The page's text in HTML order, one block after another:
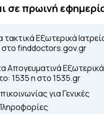
σε πρωινή
τακτικά Εξωτερικά
στο finddoctors.gov.gr
Απογευματινά Εξωτερικά
1535 η στο 1535.gr
για Γενικές